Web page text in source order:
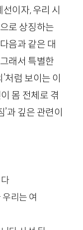
이자, 우리 시
로 상징하는
음과 같은 대
래서 특별한
처럼 보이는 이
몸 전체로 겪
’과 깊은 관련이
리는 여